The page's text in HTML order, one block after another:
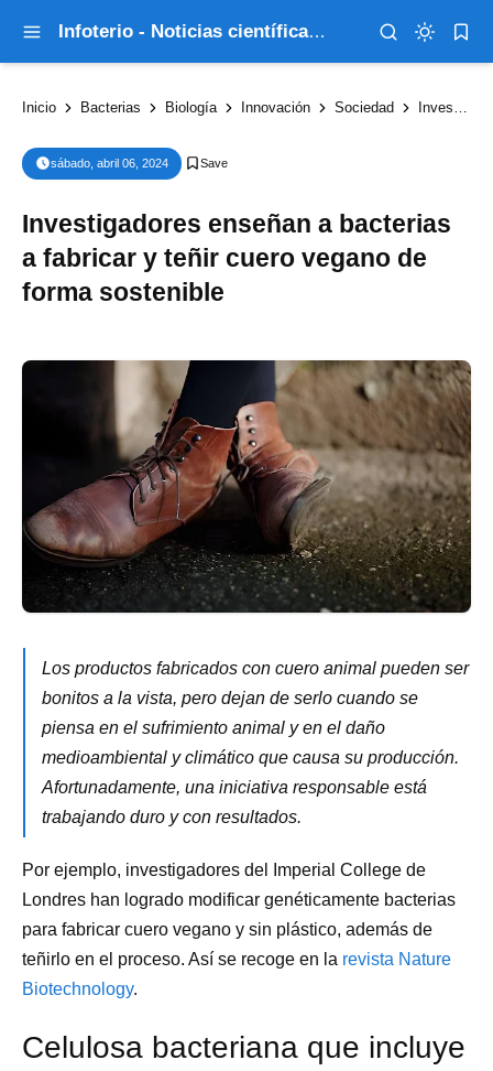
Infoterio - Noticias científicas que explican el mundo
Inicio Bacterias Biología Innovación Sociedad Investigadores enseñan a bacterias a fabricar y teñir cuero vegano de forma sostenible
sábado, abril 06, 2024
Investigadores enseñan a bacterias
a fabricar y teñir cuero vegano de
forma sostenible
Los productos fabricados con cuero animal pueden ser
bonitos a la vista, pero dejan de serlo cuando se
piensa en el sufrimiento animal y en el daño
medioambiental y climático que causa su producción.
Afortunadamente, una iniciativa responsable está
trabajando duro y con resultados.
Por ejemplo, investigadores del Imperial College de
Londres han logrado modificar genéticamente bacterias
para fabricar cuero vegano y sin plástico, además de
teñirlo en el proceso. Así se recoge en la revista Nature
Biotechnology.
Celulosa bacteriana que incluye